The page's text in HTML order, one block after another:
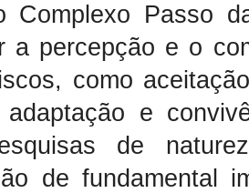
Complexo Passo
a percepção e o
como
adaptação e
de
de fundamental